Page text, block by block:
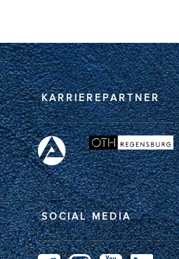
KARRIEREPARTNER
SOCIAL MEDIA